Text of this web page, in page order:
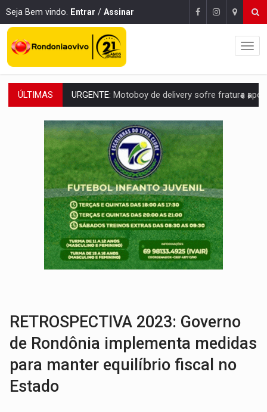
Seja Bem vindo. Entrar / Assinar
ÚLTIMAS ELEIÇÕES 2026:Ulisses Guimarães e as nuvens no céu de Rondônia –
DECISÃO REVISADA:Nunes Marques reduz pena de Acir Gurgacz e declara
CONEXÃO RONDONIAOVIVO: Museólogo Antônio Ocampo lança livro
ELEIÇÕES 2026:Patrimônio de candidata a deputada federal do PL salta R$ 1
VÍDEO:Quadrilha é flagrada com cerca de 200 porções
BAIRRO TEIXEIRÃO:MPF cobra regularização fundiária da
SUCESSO NA ABERTURA:2ª Feira Rondônia Empreendedora segue no Espaço
REESTRUTURAÇÃO:Secretário da Seinfra de Porto Velho pede
RETROSPECTIVA 2023: Governo
de Rondônia implementa medidas
para manter equilíbrio fiscal no
Estado